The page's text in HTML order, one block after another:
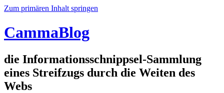
Zum primären Inhalt springen
CammaBlog
die Informationsschnippsel-Sammlung
eines Streifzugs durch die Weiten des
Webs